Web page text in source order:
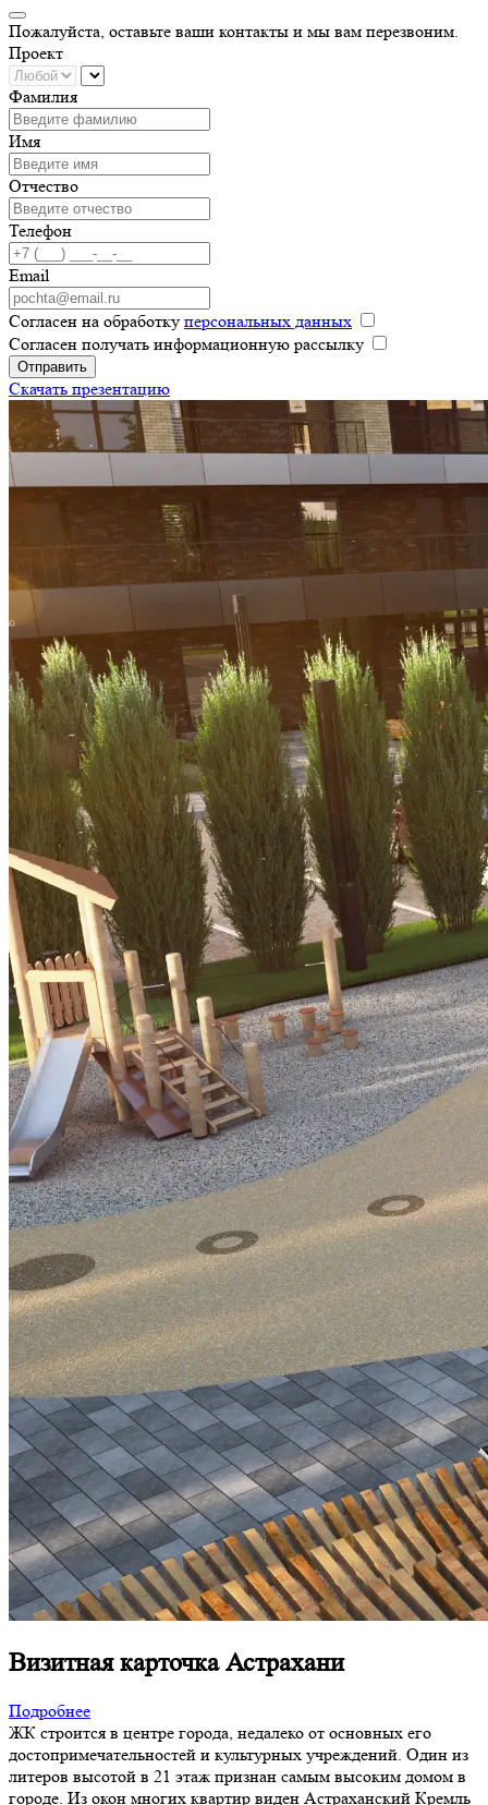
Пожалуйста, оставьте ваши контакты и мы вам перезвоним.
Проект
Фамилия
Имя
Отчество
Телефон
Email
Согласен на обработку персональных данных
Согласен получать информационную рассылку
Отправить
Скачать презентацию
Визитная карточка Астрахани
Подробнее
ЖК строится в центре города, недалеко от основных его
достопримечательностей и культурных учреждений. Один из
литеров высотой в 21 этаж признан самым высоким домом в
городе. Из окон многих квартир виден Астраханский Кремль